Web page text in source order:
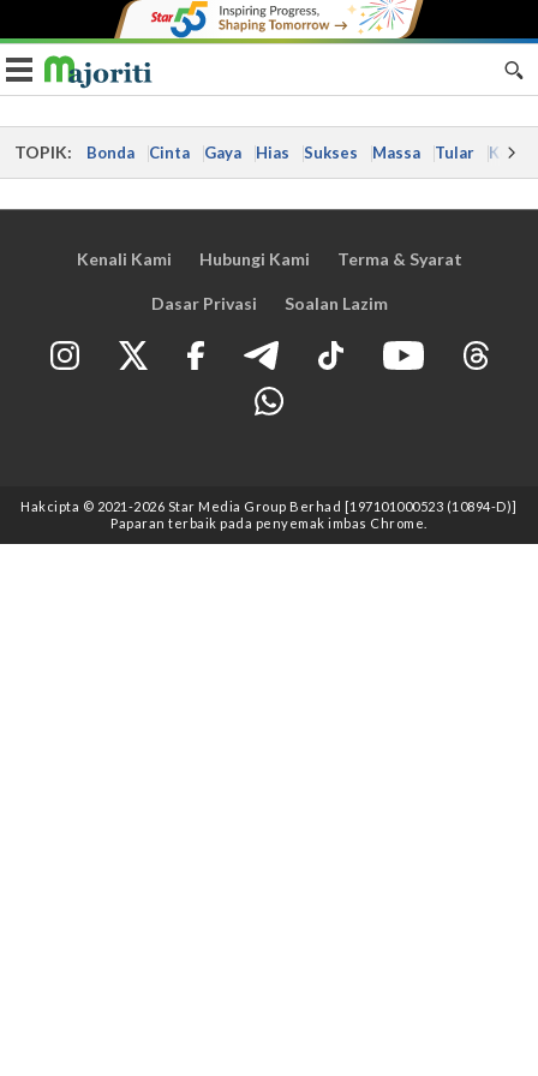
Toggle navigation
TOPIK: Bonda Cinta Gaya Hias Sukses Massa Tular Kes
Kenali Kami Hubungi Kami Terma & Syarat
Dasar Privasi Soalan Lazim
Hakcipta © 2021 -2026 Star Media Group Berhad [197101000523 (10894-D)]
Paparan terbaik pada penyemak imbas Chrome.